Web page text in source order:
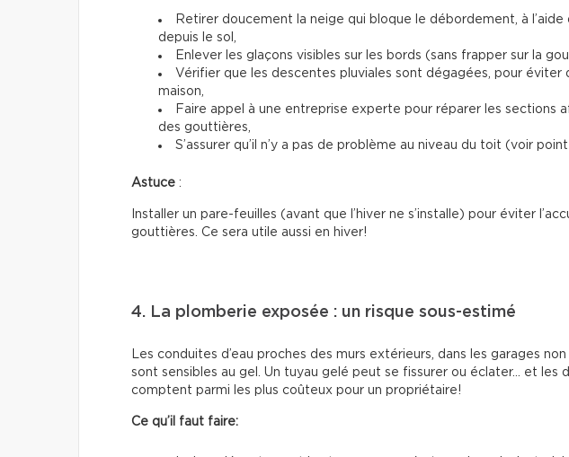
Retirer doucement la neige qui bloque le débordement, à l’aide
depuis le sol,
Enlever les glaçons visibles sur les bords (sans frapper sur la
Vérifier que les descentes pluviales sont dégagées, pour éviter
maison,
Faire appel à une entreprise experte pour réparer les sections
des gouttières,
S’assurer qu’il n’y a pas de problème au niveau du toit (voir
Astuce :
Installer un pare-feuilles (avant que l’hiver ne s’installe) pour éviter
gouttières. Ce sera utile aussi en hiver!
4. La plomberie exposée : un risque sous-estimé
Les conduites d’eau proches des murs extérieurs, dans les garages
sont sensibles au gel. Un tuyau gelé peut se fissurer ou éclater… et les
comptent parmi les plus coûteux pour un propriétaire!
Ce qu’il faut faire: